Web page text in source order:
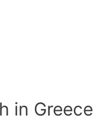
in Greece